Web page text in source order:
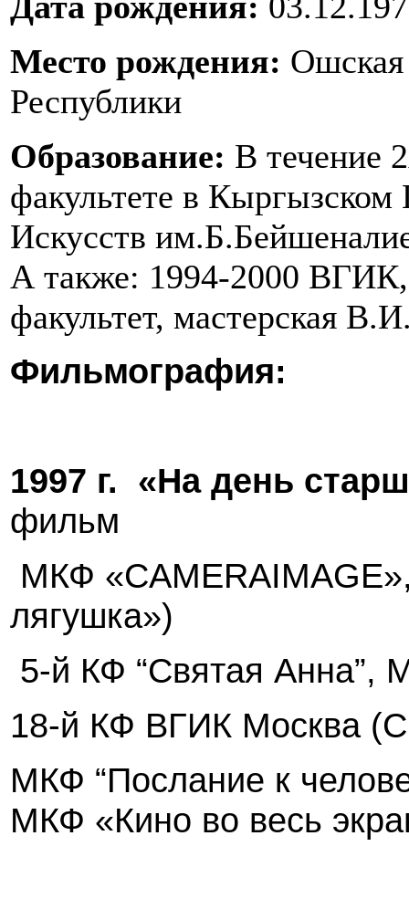
Место рождения: Ошская
Республики
Образование: В течение
факультете в Кыргызском
Искусств
А также: 1994-2000
факультет, мастерская
Фильмография:
1997 г.
«На день
фильм
МКФ «CAMERAIMAGE
лягушка»)
5-й КФ “Святая Анна”,
18-й КФ ВГИК Москва
МКФ “Послание к
МКФ «Кино во весь